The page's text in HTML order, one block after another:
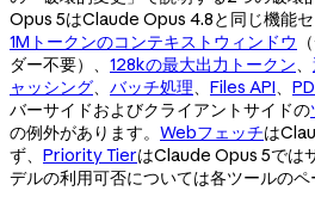
Opus 5はClaude Opus 4.8と同じ機能セ
1Mトークンのコンテキストウィンドウ
ダー不要）、 128kの最大出力トークン、
ャッシング、 バッチ処理、 Files API、
バーサイドおよびクライアントサイドの
の例外があります。 Webフェッチは
ず、 Priority TierはClaude Opus 5では
デルの利用可否については各ツールのペ